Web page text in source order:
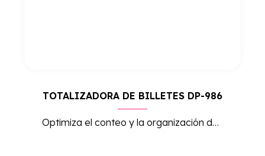
TOTALIZADORA DE BILLETES DP-986
Optimiza el conteo y la organización de billetes con esta totalizadora de alta eficiencia. Ideal para entornos de trabajo móviles ya que funciona conectada a la red o con batería.